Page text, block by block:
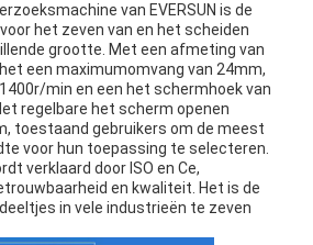
van EVERSUN is de
het zeven van en het scheiden
grootte. Met een afmeting van
een maximumomvang van 24mm,
min en een het schermhoek van
regelbare het scherm openen
toestaand gebruikers om de meest
voor hun toepassing te selecteren.
verklaard door ISO en Ce,
en kwaliteit. Het is de
in vele industrieën te zeven